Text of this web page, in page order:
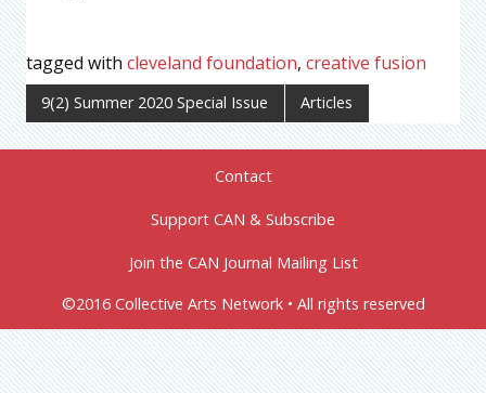
tagged with cleveland foundation, creative fusion
9(2) Summer 2020 Special Issue Articles
Contact
Support CAN & Subscribe
Join the CAN Journal Mailing List
©2016 Collective Arts Network • All rights reserved